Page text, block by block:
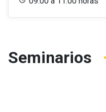
Seminarios